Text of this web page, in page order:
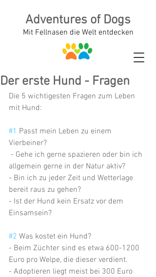
Adventures of Dogs
Mit Fellnasen die Welt entdecken
Der erste Hund - Fragen
Die 5 wichtigesten Fragen zum Leben
mit Hund:
#1 Passt mein Leben zu einem
Vierbeiner?
allgemein gerne in der Natur aktiv?
- Bin ich zu jeder Zeit und Wetterlage
bereit raus zu gehen?
- Ist der Hund kein Ersatz vor dem
Einsamsein?
#2 Was kostet ein Hund?
- Beim Züchter sind es etwa 600-1200
Euro pro Welpe, die dieser verdient.
- Adoptieren liegt meist bei 300 Euro